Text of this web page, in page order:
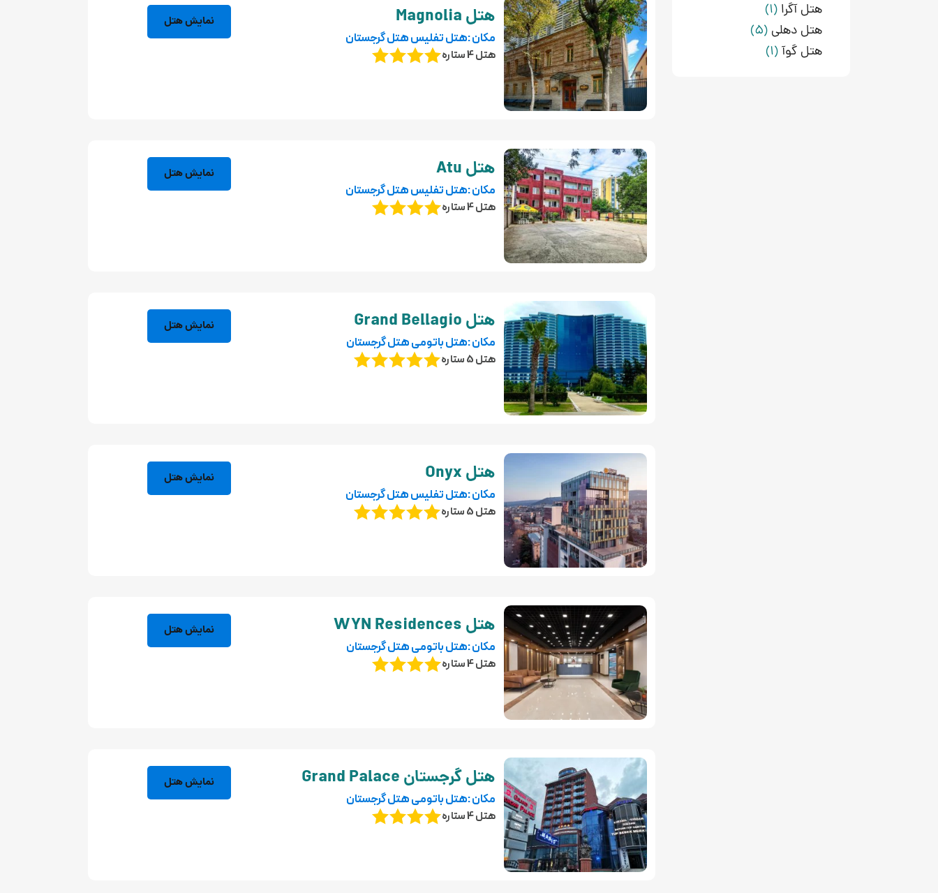
هتل آگرا (1)
هتل دهلی (5)
هتل گوآ(1)
هتل Magnolia
مکان :هتل تفلیس هتل گرجستان
هتل 4 ستاره
نمایش هتل
هتل Atu
مکان :هتل تفلیس هتل گرجستان
هتل 4 ستاره
نمایش هتل
هتل Grand Bellagio
مکان :هتل باتومی هتل گرجستان
هتل 5 ستاره
نمایش هتل
هتل Onyx
مکان :هتل تفلیس هتل گرجستان
هتل 5 ستاره
نمایش هتل
هتل WYN Residences
مکان :هتل باتومی هتل گرجستان
هتل 4 ستاره
نمایش هتل
هتل گرجستان Grand Palace
مکان :هتل باتومی هتل گرجستان
هتل 4 ستاره
نمایش هتل